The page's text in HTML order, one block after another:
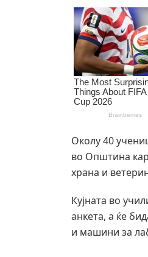
Околу 40
во Општина
храна и
Кујната во
анкета, а ќе
и машини за